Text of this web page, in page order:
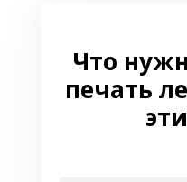
Что
печать